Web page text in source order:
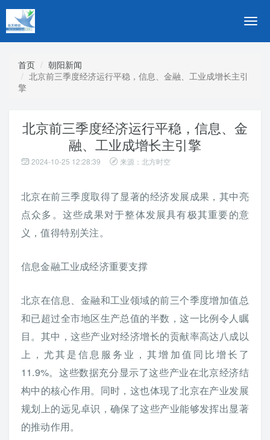
切
导
首页
朝阳新闻
北京前三季度经济运行平稳，信息、金融、工业成增长主引
擎
北京前三季度经济运行平稳，信息、金
融、工业成增长主引擎
2024-10-25 12:28:39 来源：北方时空
北京在前三季度取得了显著的经济发展成果，其中亮
点众多。这些成果对于整体发展具有极其重要的意
义，值得特别关注。
信息金融工业成经济重要支撑
北京在信息、金融和工业领域的前三个季度增加值总
和已超过全市地区生产总值的半数，这一比例令人瞩
目。其中，这些产业对经济增长的贡献率高达八成以
上，尤其是信息服务业，其增加值同比增长了
11.9%。这些数据充分显示了这些产业在北京经济结
构中的核心作用。同时，这也体现了北京在产业发展
规划上的远见卓识，确保了这些产业能够发挥出显著
的推动作用。